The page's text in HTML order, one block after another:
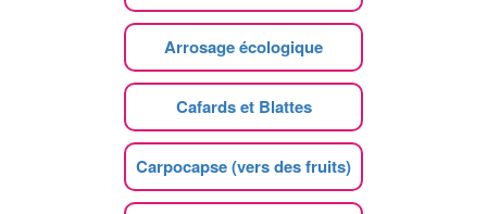
Arrosage écologique
Cafards et Blattes
Carpocapse (vers des fruits)